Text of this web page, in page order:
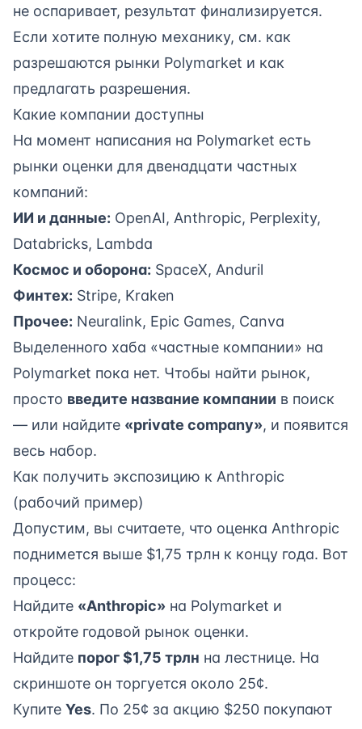
не оспаривает, результат финализируется.
Если хотите полную механику, см. как
разрешаются рынки Polymarket и как
предлагать разрешения.
Какие компании доступны
На момент написания на Polymarket есть
рынки оценки для двенадцати частных
компаний:
ИИ и данные: OpenAI, Anthropic, Perplexity,
Databricks, Lambda
Космос и оборона: SpaceX, Anduril
Финтех: Stripe, Kraken
Прочее: Neuralink, Epic Games, Canva
Выделенного хаба «частные компании» на
Polymarket пока нет. Чтобы найти рынок,
просто введите название компании в поиск
— или найдите «private company», и появится
весь набор.
Как получить экспозицию к Anthropic
(рабочий пример)
Допустим, вы считаете, что оценка Anthropic
поднимется выше $1,75 трлн к концу года. Вот
процесс:
Найдите «Anthropic» на Polymarket и
откройте годовой рынок оценки.
Найдите порог $1,75 трлн на лестнице. На
скриншоте он торгуется около 25¢.
Купите Yes. По 25¢ за акцию $250 покупают